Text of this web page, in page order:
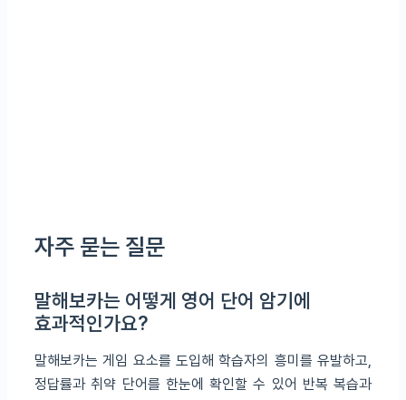
자주 묻는 질문
말해보카는 어떻게 영어 단어 암기에
효과적인가요?
말해보카는 게임 요소를 도입해 학습자의 흥미를 유발하고,
정답률과 취약 단어를 한눈에 확인할 수 있어 반복 복습과